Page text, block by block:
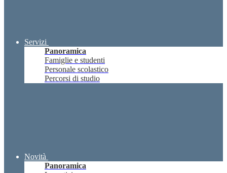
Servizi
Panoramica
Famiglie e studenti
Personale scolastico
Percorsi di studio
Novità
Panoramica